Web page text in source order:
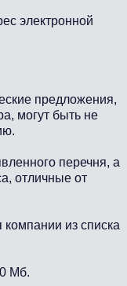
электронной
предложения,
могут быть не
перечня, а
отличные от
из списка
Мб.